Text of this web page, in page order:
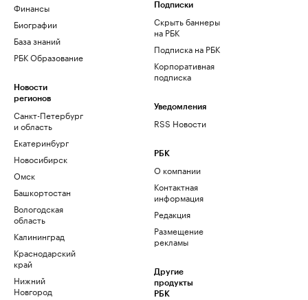
Финансы
Биографии
База знаний
РБК Образование
Новости
регионов
Санкт-Петербург
и область
Екатеринбург
Новосибирск
Омск
Башкортостан
Вологодская
область
Калининград
Краснодарский
край
Нижний
Новгород
Подписки
Скрыть баннеры
на РБК
Подписка на РБК
Корпоративная
подписка
Уведомления
RSS Новости
РБК
О компании
Контактная
информация
Редакция
Размещение
рекламы
Другие
продукты
РБК